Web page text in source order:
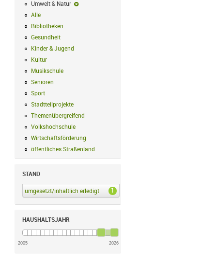
Umwelt & Natur
Alle
Bibliotheken
Gesundheit
Kinder & Jugend
Kultur
Musikschule
Senioren
Sport
Stadtteilprojekte
Themenübergreifend
Volkshochschule
Wirtschaftsförderung
öffentliches Straßenland
STAND
umgesetzt/inhaltlich erledigt 1
umgesetzt/inhaltlich erledigt Filter anwenden
HAUSHALTSJAHR
2005 2026